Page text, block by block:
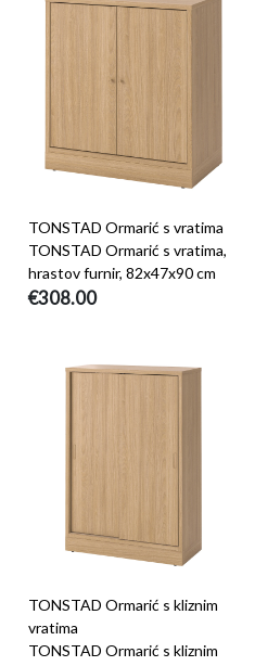
TONSTAD Ormarić s vratima
TONSTAD Ormarić s vratima,
hrastov furnir, 82x47x90 cm
€308.00
TONSTAD Ormarić s kliznim
vratima
TONSTAD Ormarić s kliznim